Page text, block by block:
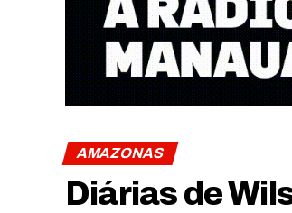
AMAZONAS
Diárias de